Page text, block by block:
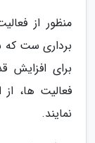
منظور از
برداری ست که
برای افزایش
فعالیت ها،
نمایند.